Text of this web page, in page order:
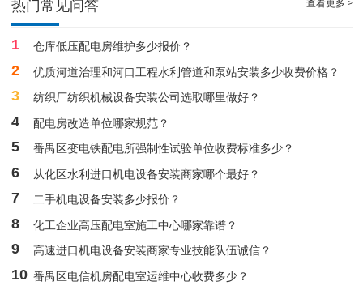
热门常见问答 查看更多 >
1 仓库低压配电房维护多少报价？
2 优质河道治理和河口工程水利管道和泵站安装多少收费价格？
3 纺织厂纺织机械设备安装公司选取哪里做好？
4 配电房改造单位哪家规范？
5 番禺区变电铁配电所强制性试验单位收费标准多少？
6 从化区水利进口机电设备安装商家哪个最好？
7 二手机电设备安装多少报价？
8 化工企业高压配电室施工中心哪家靠谱？
9 高速进口机电设备安装商家专业技能队伍诚信？
10 番禺区电信机房配电室运维中心收费多少？
广州配电房维保案例|防备重伤事故